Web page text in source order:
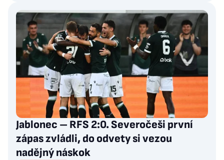
Jablonec – RFS 2:0. Severočeši první
zápas zvládli, do odvety si vezou
nadějný náskok